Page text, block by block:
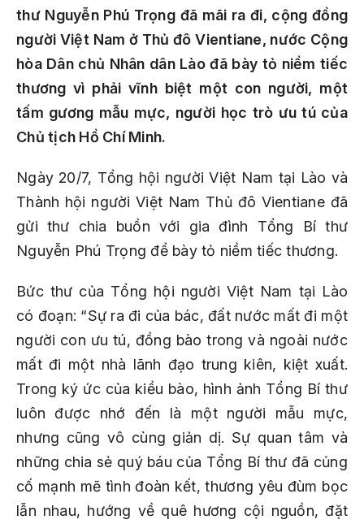
thư Nguyễn Phú Trọng đã mãi ra đi, cộng đồng
người Việt Nam ở Thủ đô Vientiane, nước Cộng
hòa Dân chủ Nhân dân Lào đã bày tỏ niềm tiếc
thương vì phải vĩnh biệt một con người, một
tấm gương mẫu mực, người học trò ưu tú của
Chủ tịch Hồ Chí Minh.
Ngày 20/7, Tổng hội người Việt Nam tại Lào và
Thành hội người Việt Nam Thủ đô Vientiane đã
gửi thư chia buồn với gia đình Tổng Bí thư
Nguyễn Phú Trọng để bày tỏ niềm tiếc thương.
Bức thư của Tổng hội người Việt Nam tại Lào
có đoạn: “Sự ra đi của bác, đất nước mất đi một
người con ưu tú, đồng bào trong và ngoài nước
mất đi một nhà lãnh đạo trung kiên, kiệt xuất.
Trong ký ức của kiều bào, hình ảnh Tổng Bí thư
luôn được nhớ đến là một người mẫu mực,
nhưng cũng vô cùng giản dị. Sự quan tâm và
những chia sẻ quý báu của Tổng Bí thư đã củng
cố mạnh mẽ tình đoàn kết, thương yêu đùm bọc
lẫn nhau, hướng về quê hương cội nguồn, đặt